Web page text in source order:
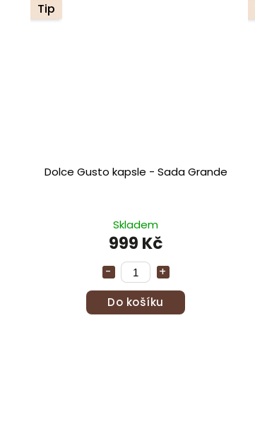
Tip
Dolce Gusto kapsle - Sada Grande
Skladem
999 Kč
Do košíku